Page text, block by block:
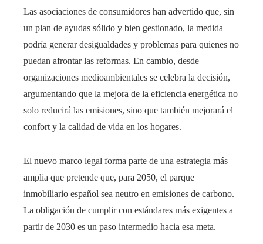
Las asociaciones de consumidores han advertido que, sin
un plan de ayudas sólido y bien gestionado, la medida
podría generar desigualdades y problemas para quienes no
puedan afrontar las reformas. En cambio, desde
organizaciones medioambientales se celebra la decisión,
argumentando que la mejora de la eficiencia energética no
solo reducirá las emisiones, sino que también mejorará el
confort y la calidad de vida en los hogares.
El nuevo marco legal forma parte de una estrategia más
amplia que pretende que, para 2050, el parque
inmobiliario español sea neutro en emisiones de carbono.
La obligación de cumplir con estándares más exigentes a
partir de 2030 es un paso intermedio hacia esa meta.